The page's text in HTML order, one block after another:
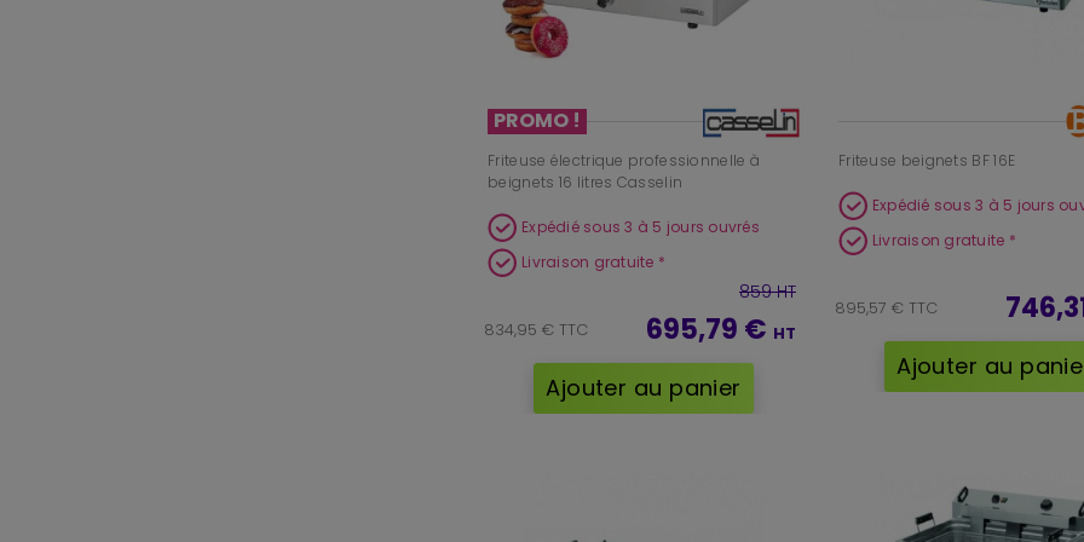
PROMO !
Friteuse électrique professionnelle à
beignets 16 litres Casselin
Expédié sous 3 à 5 jours ouvrés
Livraison gratuite *
834,95 € TTC
859 HT
695,79 € HT
Ajouter au panier
Friteuse beignets BF 16E
Expédié sous 3 à 5 jours
Livraison gratuite *
895,57 € TTC
Ajouter au